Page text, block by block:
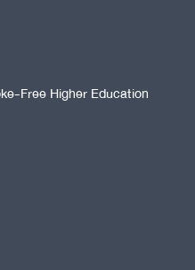
Free Higher Education